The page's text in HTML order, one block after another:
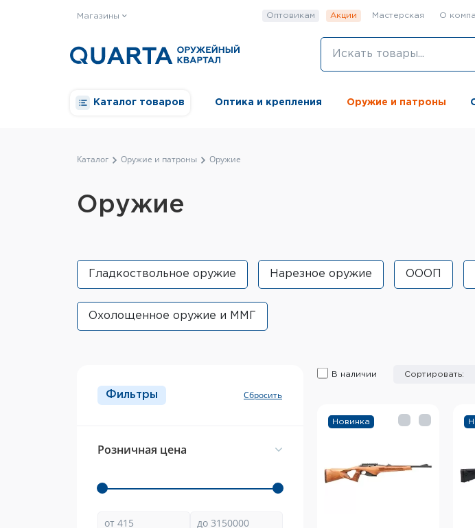
Магазины Оптовикам Акции Мастерская О
Каталог товаров Оптика и крепления Оружие и патроны
Каталог Оружие и патроны Оружие
Оружие
Гладкоствольное оружие Нарезное оружие ОООП
Охолощенное оружие и ММГ
Фильтры
Розничная цена
В наличии Сортировать:
Новинка